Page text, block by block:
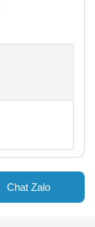
Chat Zalo